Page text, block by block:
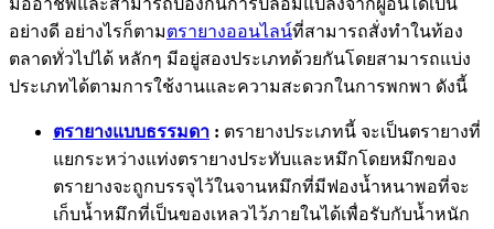
อย่างดี อย่างไรก็ตามตรายางออนไลน์ที่สามารถสั่งทำในท้อง
ตลาดทั่วไปได้ หลักๆ มีอยู่สองประเภทด้วยกันโดยสามารถแบ่ง
ประเภทได้ตามการใช้งานและความสะดวกในการพกพา ดังนี้
ตรายางแบบธรรมดา : ตรายางประเภทนี้ จะเป็นตรายางที่
แยกระหว่างแท่งตรายางประทับและหมึกโดยหมึกของ
ตรายางจะถูกบรรจุไว้ในจานหมึกที่มีฟองน้ำหนาพอที่จะ
เก็บน้ำหมึกที่เป็นของเหลวไว้ภายในได้เพื่อรับกับน้ำหนัก